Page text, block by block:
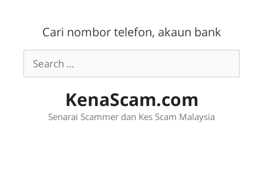
Cari nombor telefon, akaun bank
Search
for:
KenaScam.com
Senarai Scammer dan Kes Scam Malaysia